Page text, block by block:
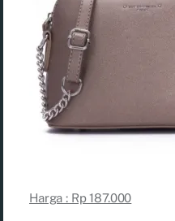
Harga : Rp 187.000